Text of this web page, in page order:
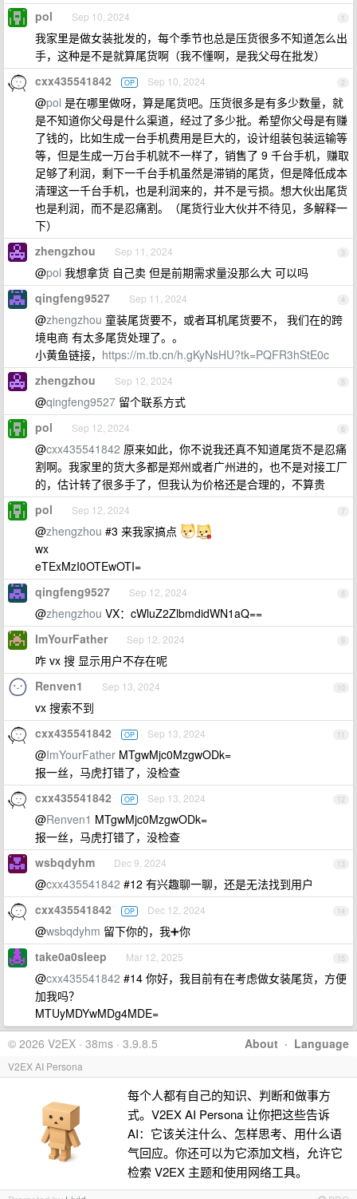
1
pol Sep 10, 2024
我家里是做女装批发的，每个季节也总是压货很多不知道怎么出
手，这种是不是就算尾货啊（我不懂啊，是我父母在批发）
2
cxx435541842 OP Sep 10, 2024
@pol 是在哪里做呀，算是尾货吧。压货很多是有多少数量，就
是不知道你父母是什么渠道，经过了多少批。希望你父母是有赚
了钱的，比如生成一台手机费用是巨大的，设计组装包装运输等
等，但是生成一万台手机就不一样了，销售了 9 千台手机，赚取
足够了利润，剩下一千台手机虽然是滞销的尾货，但是降低成本
清理这一千台手机，也是利润来的，并不是亏损。想大伙出尾货
也是利润，而不是忍痛割。（尾货行业大伙并不待见，多解释一
下）
3
zhengzhou Sep 11, 2024
@pol 我想拿货 自己卖 但是前期需求量没那么大 可以吗
4
qingfeng9527 Sep 11, 2024
@zhengzhou 童装尾货要不，或者耳机尾货要不， 我们在的跨
境电商 有太多尾货处理了。。
小黄鱼链接， https://m.tb.cn/h.gKyNsHU?tk=PQFR3hStE0c
5
zhengzhou Sep 12, 2024
@qingfeng9527 留个联系方式
6
pol Sep 12, 2024
@cxx435541842 原来如此，你不说我还真不知道尾货不是忍痛
割啊。我家里的货大多都是郑州或者广州进的，也不是对接工厂
的，估计转了很多手了，但我认为价格还是合理的，不算贵
7
pol Sep 12, 2024
@zhengzhou #3 来我家搞点
wx
eTExMzI0OTEwOTI=
8
qingfeng9527 Sep 12, 2024
@zhengzhou VX：cWluZ2ZlbmdidWN1aQ==
9
ImYourFather Sep 12, 2024
咋 vx 搜 显示用户不存在呢
10
Renven1 Sep 13, 2024
vx 搜索不到
11
cxx435541842 OP Sep 13, 2024
@ImYourFather MTgwMjc0MzgwODk=
报一丝，马虎打错了，没检查
12
cxx435541842 OP Sep 13, 2024
@Renven1 MTgwMjc0MzgwODk=
报一丝，马虎打错了，没检查
13
wsbqdyhm Dec 9, 2024
@cxx435541842 #12 有兴趣聊一聊，还是无法找到用户
14
cxx435541842 OP Dec 12, 2024
@wsbqdyhm 留下你的，我➕你
15
take0a0sleep Mar 12, 2025
@cxx435541842 #14 你好，我目前有在考虑做女装尾货，方便
加我吗？
MTUyMDYwMDg4MDE=
About · Language
© 2026 V2EX · 38ms · 3.9.8.5
V2EX AI Persona
每个人都有自己的知识、判断和做事方
式。V2EX AI Persona 让你把这些告诉
AI：它该关注什么、怎样思考、用什么语
气回应。你还可以为它添加文档，允许它
检索 V2EX 主题和使用网络工具。